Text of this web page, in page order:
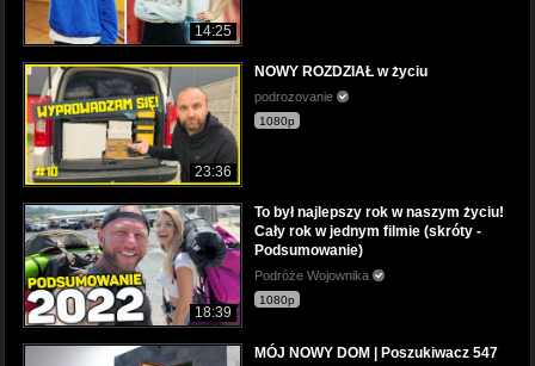
14:25
23:36
NOWY ROZDZIAŁ w życiu
podrozovanie
1080p
18:39
To był najlepszy rok w naszym życiu!
Cały rok w jednym filmie (skróty -
Podsumowanie)
Podróże Wojownika
1080p
MÓJ NOWY DOM | Poszukiwacz 547